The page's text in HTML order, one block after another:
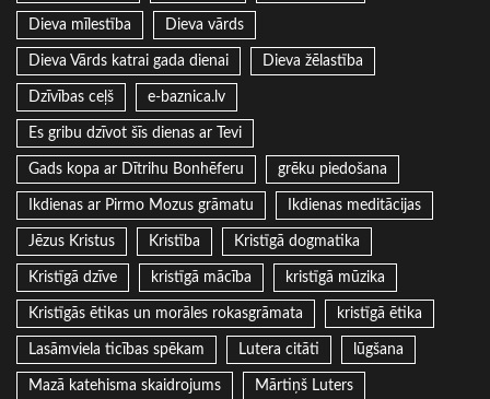
Dieva mīlestība Dieva vārds
Dieva Vārds katrai gada dienai Dieva žēlastība
Dzīvības ceļš e-baznica.lv
Es gribu dzīvot šīs dienas ar Tevi
Gads kopa ar Dītrihu Bonhēferu grēku piedošana
Ikdienas ar Pirmo Mozus grāmatu Ikdienas meditācijas
Jēzus Kristus Kristība Kristīgā dogmatika
Kristīgā dzīve kristīgā mācība kristīgā mūzika
Kristīgās ētikas un morāles rokasgrāmata kristīgā ētika
Lasāmviela ticības spēkam Lutera citāti lūgšana
Mazā katehisma skaidrojums Mārtiņš Luters